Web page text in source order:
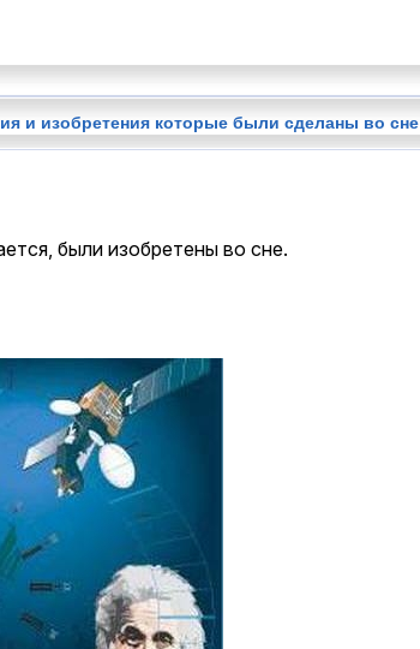
и изобретения которые были сделаны во сне
были изобретены во сне.